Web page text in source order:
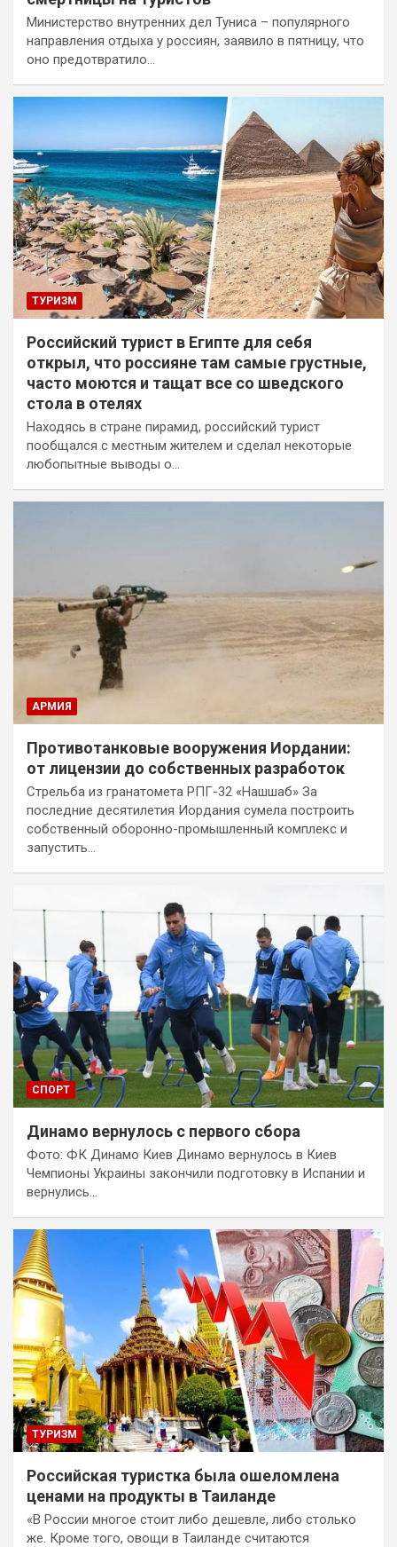
Министерство внутренних дел Туниса – популярного
направления отдыха у россиян, заявило в пятницу, что
оно предотвратило…
ТУРИЗМ
Российский турист в Египте для себя
открыл, что россияне там самые грустные,
часто моются и тащат все со шведского
стола в отелях
Находясь в стране пирамид, российский турист
пообщался с местным жителем и сделал некоторые
любопытные выводы о…
АРМИЯ
Противотанковые вооружения Иордании:
от лицензии до собственных разработок
Стрельба из гранатомета РПГ-32 «Нашшаб» За
последние десятилетия Иордания сумела построить
собственный оборонно-промышленный комплекс и
запустить…
СПОРТ
Динамо вернулось с первого сбора
Фото: ФК Динамо Киев Динамо вернулось в Киев
Чемпионы Украины закончили подготовку в Испании и
вернулись…
ТУРИЗМ
Российская туристка была ошеломлена
ценами на продукты в Таиланде
«В России многое стоит либо дешевле, либо столько
же. Кроме того, овощи в Таиланде считаются